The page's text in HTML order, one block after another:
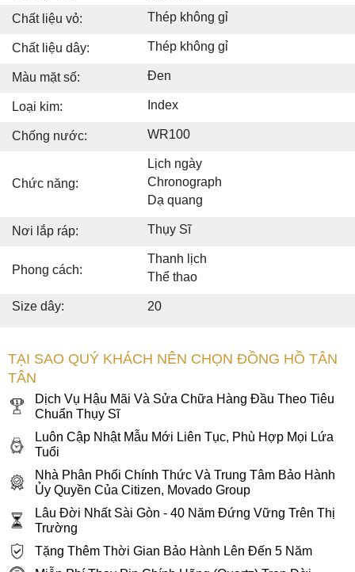
Chất liệu vỏ:
Thép không gỉ
Chất liệu dây: Thép không gỉ
Màu mặt số: Đen
Loại kim: Index
Chống nước: WR100
Chức năng:
Lịch ngày
Chronograph
Dạ quang
Nơi lắp ráp: Thụy Sĩ
Phong cách:
Thanh lịch
Thể thao
Size dây: 20
TẠI SAO QUÝ KHÁCH NÊN CHỌN ĐỒNG HỒ TÂN
TÂN
Dịch Vụ Hậu Mãi Và Sửa Chữa Hàng Đầu Theo Tiêu
Chuẩn Thụy Sĩ
Luôn Cập Nhật Mẫu Mới Liên Tục, Phù Hợp Mọi Lứa
Tuổi
Nhà Phân Phối Chính Thức Và Trung Tâm Bảo Hành
Ủy Quyền Của Citizen, Movado Group
Lâu Đời Nhất Sài Gòn - 40 Năm Đứng Vững Trên Thị
Trường
Tặng Thêm Thời Gian Bảo Hành Lên Đến 5 Năm